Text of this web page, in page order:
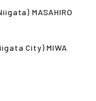
MASAHIRO
City)MIWA